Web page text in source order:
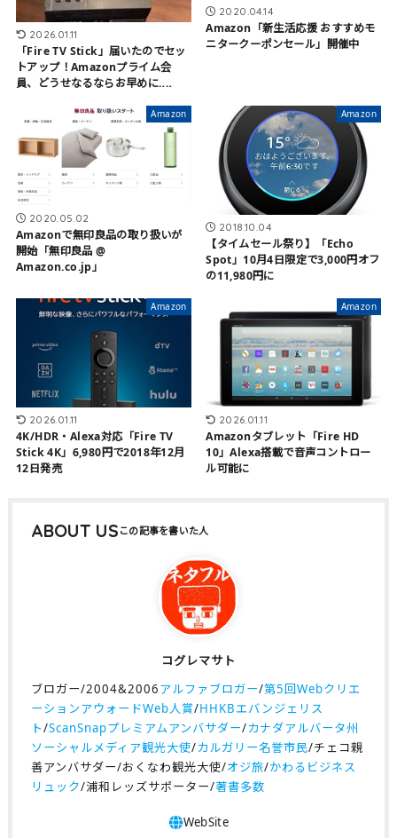
2026.01.11
「Fire TV Stick」届いたのでセッ
トアップ！Amazonプライム会
員、どうせなるならお早めに‥‥
2020.04.14
Amazon「新生活応援 おすすめモ
ニタークーポンセール」開催中
Amazon
2020.05.02
Amazonで無印良品の取り扱いが
開始「無印良品 @
Amazon.co.jp」
Amazon
2018.10.04
【タイムセール祭り】「Echo
Spot」10月4日限定で3,000円オフ
の11,980円に
Amazon
2026.01.11
4K/HDR・Alexa対応「Fire TV
Stick 4K」6,980円で2018年12月
12日発売
Amazon
2026.01.11
Amazonタブレット「Fire HD
10」Alexa搭載で音声コントロー
ル可能に
ABOUT US
コグレマサト
ブロガー/2004&2006アルファブロガー/第5回Webクリエ
ーションアウォードWeb人賞/HHKBエバンジェリス
ト/ScanSnapプレミアムアンバサダー/カナダアルバータ州
ソーシャルメディア観光大使/カルガリー名誉市民/チェコ親
善アンバサダー/おくなわ観光大使/オジ旅/かわるビジネス
リュック/浦和レッズサポーター/著書多数